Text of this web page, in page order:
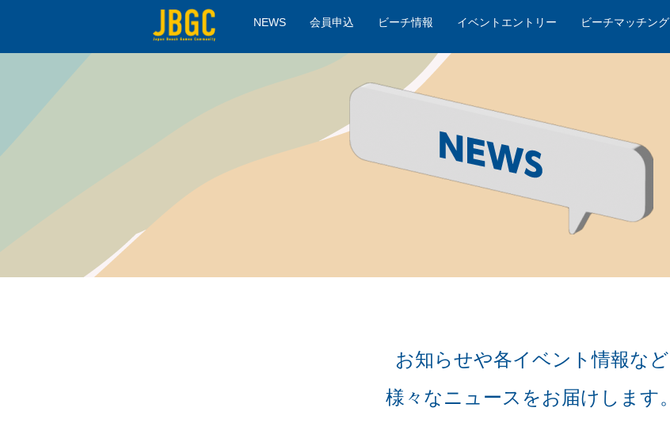
NEWS 会員申込 ビーチ情報 イベントエントリー ビーチマッチング
お知らせや各イベント情報など
様々なニュースをお届けします。